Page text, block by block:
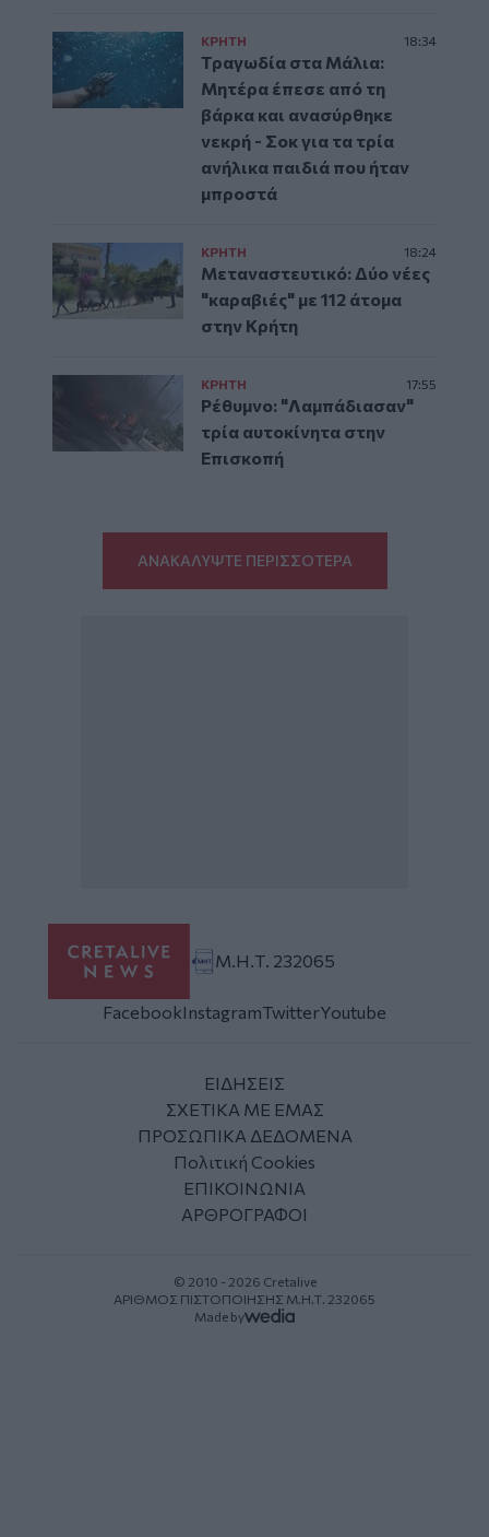
ΚΡΗΤΗ 18:34
Τραγωδία στα Μάλια:
Μητέρα έπεσε από τη
βάρκα και ανασύρθηκε
νεκρή - Σοκ για τα τρία
ανήλικα παιδιά που ήταν
μπροστά
ΚΡΗΤΗ 18:24
Μεταναστευτικό: Δύο νέες
"καραβιές" με 112 άτομα
στην Κρήτη
ΚΡΗΤΗ 17:55
Ρέθυμνο: "Λαμπάδιασαν"
τρία αυτοκίνητα στην
Επισκοπή
ΑΝΑΚΑΛΥΨΤΕ ΠΕΡΙΣΣΟΤΕΡΑ
Μ.Η.Τ. 232065
FacebookInstagramTwitterYoutube
ΕΙΔΗΣΕΙΣ
ΣΧΕΤΙΚΑ ΜΕ ΕΜΑΣ
ΠΡΟΣΩΠΙΚΑ ΔΕΔΟΜΕΝΑ
Πολιτική Cookies
ΕΠΙΚΟΙΝΩΝΙΑ
ΑΡΘΡΟΓΡΑΦΟΙ
© 2010 - 2026 Cretalive
ΑΡΙΘΜΟΣ ΠΙΣΤΟΠΟΙΗΣΗΣ Μ.Η.Τ. 232065
Made by